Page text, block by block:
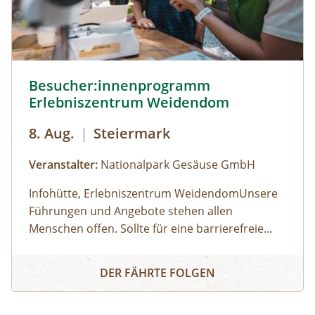
Besucher:innenprogramm
Erlebniszentrum Weidendom
8. Aug. | Steiermark
Veranstalter: Nationalpark Gesäuse GmbH
Infohütte, Erlebniszentrum WeidendomUnsere
Führungen und Angebote stehen allen
Menschen offen. Sollte für eine barrierefreie
Unterstützung erforderlich sein, wird um
frühzeitige Kontaktaufnahme gebeten. Für
frei betretbar, betreutes Besucherprogramm zu
folgenden Zeiten) 01.05.2026 - 30.06.2026:
Besucher:innenprogramm Erlebniszentrum Weidendom
DER FÄHRTE FOLGEN